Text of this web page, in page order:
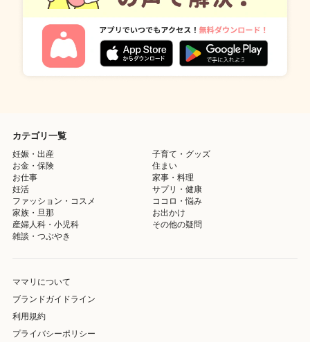
カテゴリ一覧
妊娠・出産
子育て・グッズ
お金・保険
住まい
お仕事
家事・料理
妊活
サプリ・健康
ファッション・コスメ
ココロ・悩み
家族・旦那
お出かけ
産婦人科・小児科
その他の疑問
雑談・つぶやき
ママリについて
ブランドガイドライン
利用規約
プライバシーポリシー